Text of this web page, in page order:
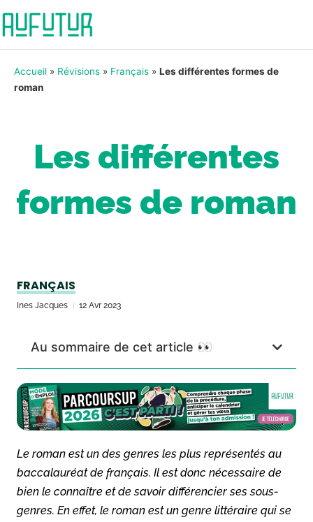
Accueil » Révisions » Français » Les différentes formes de
roman
Les différentes
formes de roman
FRANÇAIS
Ines Jacques 12 Avr 2023
Au sommaire de cet article 👀
Le roman est un des genres les plus représentés au
baccalauréat de français. Il est donc nécessaire de
bien le connaître et de savoir différencier ses sous-
genres. En effet, le roman est un genre littéraire qui se